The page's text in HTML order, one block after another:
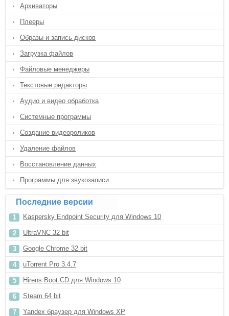
Архиваторы
Плееры
Образы и запись дисков
Загрузка файлов
Файловые менеджеры
Текстовые редакторы
Аудио и видео обработка
Системные программы
Создание видеороликов
Удаление файлов
Восстановление данных
Программы для звукозаписи
Последние версии
Kaspersky Endpoint Security для Windows 10
UltraVNC 32 bit
Google Chrome 32 bit
uTorrent Pro 3.4.7
Hirens Boot CD для Windows 10
Steam 64 bit
Yandex браузер для Windows XP